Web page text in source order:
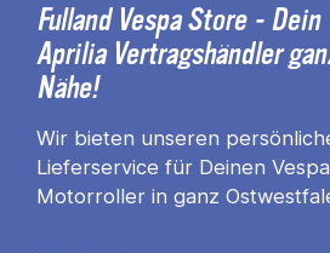
Fulland Vespa Store -
Aprilia Vertragshändler
Nähe!
Wir bieten unseren
Lieferservice für Deinen
Motorroller in ganz